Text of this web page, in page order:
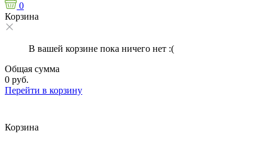
0
Корзина
В вашей корзине пока ничего нет :(
Общая сумма
0 руб.
Перейти в корзину
Корзина